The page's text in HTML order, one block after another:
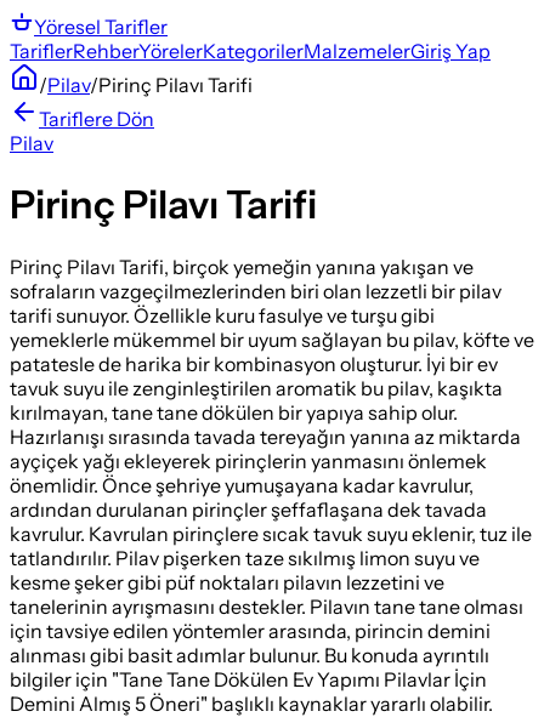
Yöresel Tarifler
TariflerRehberYörelerKategorilerMalzemelerGiriş Yap
/Pilav/Pirinç Pilavı Tarifi
Tariflere Dön
Pilav
Pirinç Pilavı Tarifi
Pirinç Pilavı Tarifi, birçok yemeğin yanına yakışan ve
sofraların vazgeçilmezlerinden biri olan lezzetli bir pilav
tarifi sunuyor. Özellikle kuru fasulye ve turşu gibi
yemeklerle mükemmel bir uyum sağlayan bu pilav, köfte ve
patatesle de harika bir kombinasyon oluşturur. İyi bir ev
tavuk suyu ile zenginleştirilen aromatik bu pilav, kaşıkta
kırılmayan, tane tane dökülen bir yapıya sahip olur.
Hazırlanışı sırasında tavada tereyağın yanına az miktarda
ayçiçek yağı ekleyerek pirinçlerin yanmasını önlemek
önemlidir. Önce şehriye yumuşayana kadar kavrulur,
ardından durulanan pirinçler şeffaflaşana dek tavada
kavrulur. Kavrulan pirinçlere sıcak tavuk suyu eklenir, tuz ile
tatlandırılır. Pilav pişerken taze sıkılmış limon suyu ve
kesme şeker gibi püf noktaları pilavın lezzetini ve
tanelerinin ayrışmasını destekler. Pilavın tane tane olması
için tavsiye edilen yöntemler arasında, pirincin demini
alınması gibi basit adımlar bulunur. Bu konuda ayrıntılı
bilgiler için "Tane Tane Dökülen Ev Yapımı Pilavlar İçin
Demini Almış 5 Öneri" başlıklı kaynaklar yararlı olabilir.